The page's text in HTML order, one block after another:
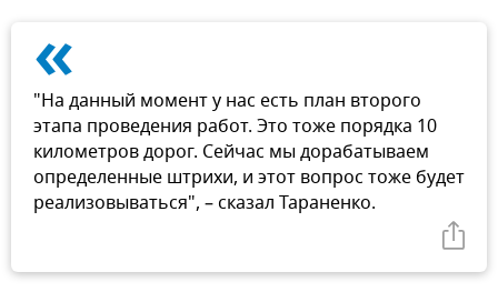
«
"На данный момент у нас есть план второго
этапа проведения работ. Это тоже порядка 10
километров дорог. Сейчас мы дорабатываем
определенные штрихи, и этот вопрос тоже будет
реализовываться", – сказал Тараненко.